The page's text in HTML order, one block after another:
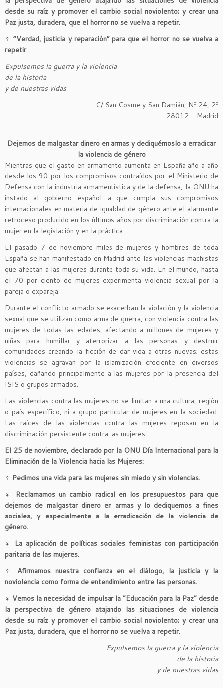
desde su raíz y promover el cambio social noviolento; y crear una
Paz justa, duradera, que el horror no se vuelva a repetir.
♀ “Verdad, justicia y reparación” para que el horror no se vuelva a
repetir
Expulsemos la guerra y la violencia
de la historia
y de nuestras vidas
C/ San Cosme y San Damián, Nº 24, 2º
28012 – Madrid
……………………………………………………………………….
Dejemos de malgastar dinero en armas y dediquémoslo a erradicar
la violencia de género
Mientras que el gasto en armamento aumenta en España año a año
desde los 90 por los compromisos contraídos por el Ministerio de
Defensa con la industria armamentística y de la defensa, la ONU ha
instado al gobierno español a que cumpla sus compromisos
internacionales en materia de igualdad de género ante el alarmante
retroceso producido en los últimos años por discriminación contra la
mujer en la legislación y en la práctica.
El pasado 7 de noviembre miles de mujeres y hombres de toda
España se han manifestado en Madrid ante las violencias machistas
que afectan a las mujeres durante toda su vida. En el mundo, hasta
el 70 por ciento de mujeres experimenta violencia sexual por la
pareja o expareja.
Durante el conflicto armado se exacerban la violación y la violencia
sexual que se utilizan como arma de guerra, con violencia contra las
mujeres de todas las edades, afectando a millones de mujeres y
niñas para humillar y aterrorizar a las personas y destruir
comunidades creando la ficción de dar vida a otras nuevas; estas
violencias se agravan por la islamización creciente en diversos
países, dañando principalmente a las mujeres por la presencia del
ISIS o grupos armados.
Las violencias contra las mujeres no se limitan a una cultura, región
o país específico, ni a grupo particular de mujeres en la sociedad.
Las raíces de las violencias contra las mujeres reposan en la
discriminación persistente contra las mujeres.
El 25 de noviembre, declarado por la ONU Día Internacional para la
Eliminación de la Violencia hacia las Mujeres:
♀ Pedimos una vida para las mujeres sin miedo y sin violencias.
♀
Reclamamos un cambio radical en los presupuestos para que
dejemos de malgastar dinero en armas y lo dediquemos a fines
sociales, y especialmente a la erradicación de la violencia de
género.
♀
La aplicación de políticas sociales feministas con participación
paritaria de las mujeres.
♀
Afirmamos nuestra confianza en el diálogo, la justicia y la
noviolencia como forma de entendimiento entre las personas.
♀ Vemos la necesidad de impulsar la “Educación para la Paz” desde
la perspectiva de género atajando las situaciones de violencia
desde su raíz y promover el cambio social noviolento; y crear una
Paz justa, duradera, que el horror no se vuelva a repetir.
Expulsemos la guerra y la violencia
de la historia
y de nuestras vidas